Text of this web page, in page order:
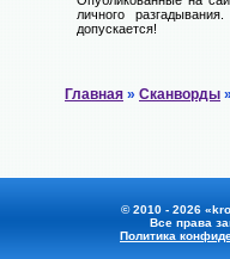
личного
допускается!
Главная » Сканворды
© 2010 - 2026
Все права
Политика